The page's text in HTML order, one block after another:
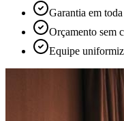
Garantia em
Orçamento sem
Equipe